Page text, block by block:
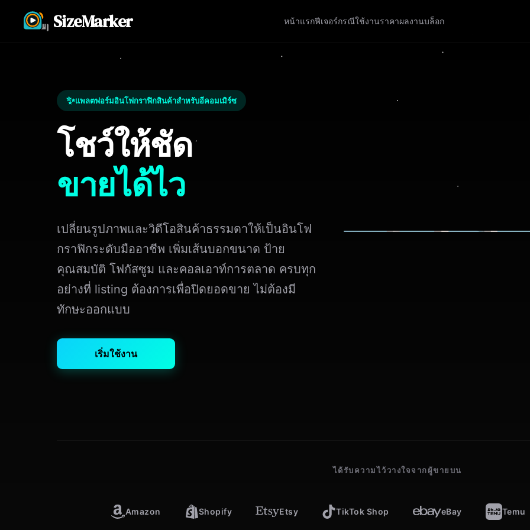
SizeMarker หน้าแรกฟีเจอร์กรณีใช้งานราคาผลงานบล็อก
✨แพลตฟอร์มอินโฟกราฟิกสินค้าสำหรับอีคอมเมิร์ซ
โชว์ให้ชัด
ขายได้ไว
เปลี่ยนรูปภาพและวิดีโอสินค้าธรรมดาให้เป็นอินโฟ
กราฟิกระดับมืออาชีพ เพิ่มเส้นบอกขนาด ป้าย
คุณสมบัติ โฟกัสซูม และคอลเอาท์การตลาด ครบทุก
อย่างที่ listing ต้องการเพื่อปิดยอดขาย ไม่ต้องมี
ทักษะออกแบบ
เริ่มใช้งาน
ได้รับความไว้วางใจจากผู้ขายบน
Amazon Shopify Etsy TikTok Shop eBay Temu